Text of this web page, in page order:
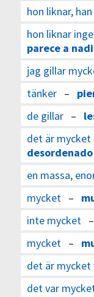
hon liknar,
hon liknar
parece a
jag gillar
tänker–
de gillar–
det är
desordenado
en massa,
mycket –
inte mycket –
mycket –
det är mycket
det var